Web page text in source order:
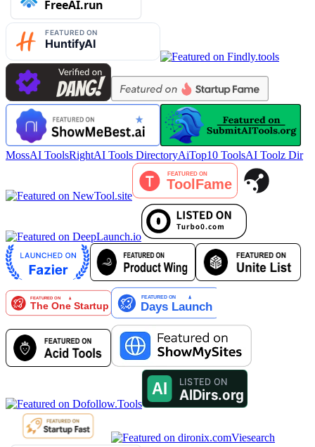
MossAI ToolsRightAI Tools DirectoryAiTop10 ToolsAI Toolz Dir
Viesearch